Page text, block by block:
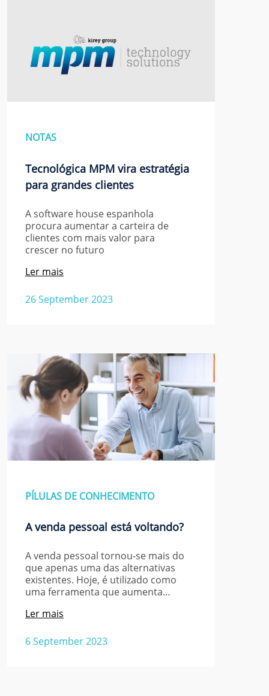
NOTAS
Tecnológica MPM vira estratégia
para grandes clientes
A software house espanhola
procura aumentar a carteira de
clientes com mais valor para
crescer no futuro
26 September 2023
Ler mais
PÍLULAS DE CONHECIMENTO
A venda pessoal está voltando?
A venda pessoal tornou-se mais do
que apenas uma das alternativas
existentes. Hoje, é utilizado como
uma ferramenta que aumenta…
6 September 2023
Ler mais